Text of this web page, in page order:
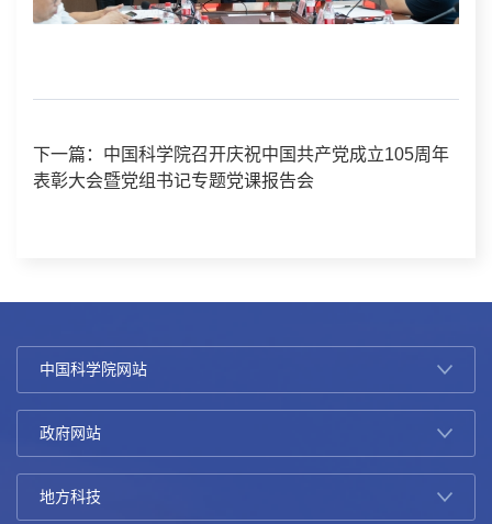
下一篇：中国科学院召开庆祝中国共产党成立105周年
表彰大会暨党组书记专题党课报告会